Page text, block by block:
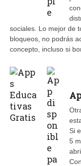
sociales. Lo mejor de
bloqueos, no podrás
concepto, incluso si
Si
5
Con